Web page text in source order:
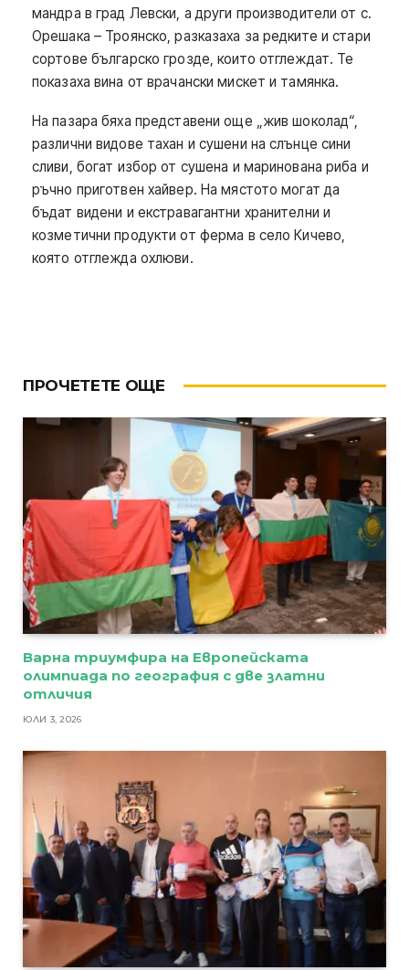
мандра в град Левски, а други производители от с.
Орешака – Троянско, разказаха за редките и стари
сортове българско грозде, които отглеждат. Те
показаха вина от врачански мискет и тамянка.
На пазара бяха представени още „жив шоколад“,
различни видове тахан и сушени на слънце сини
сливи, богат избор от сушена и маринована риба и
ръчно приготвен хайвер. На мястото могат да
бъдат видени и екстравагантни хранителни и
козметични продукти от ферма в село Кичево,
която отглежда охлюви.
ПРОЧЕТЕТЕ ОЩЕ
Варна триумфира на Европейската
олимпиада по география с две златни
отличия
ЮЛИ 3, 2026